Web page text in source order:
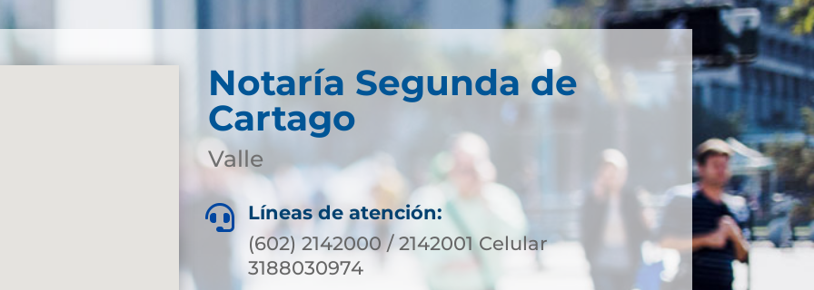
Notaría Segunda de
Cartago
Valle

Líneas de atención:
(602) 2142000 / 2142001 Celular
3188030974